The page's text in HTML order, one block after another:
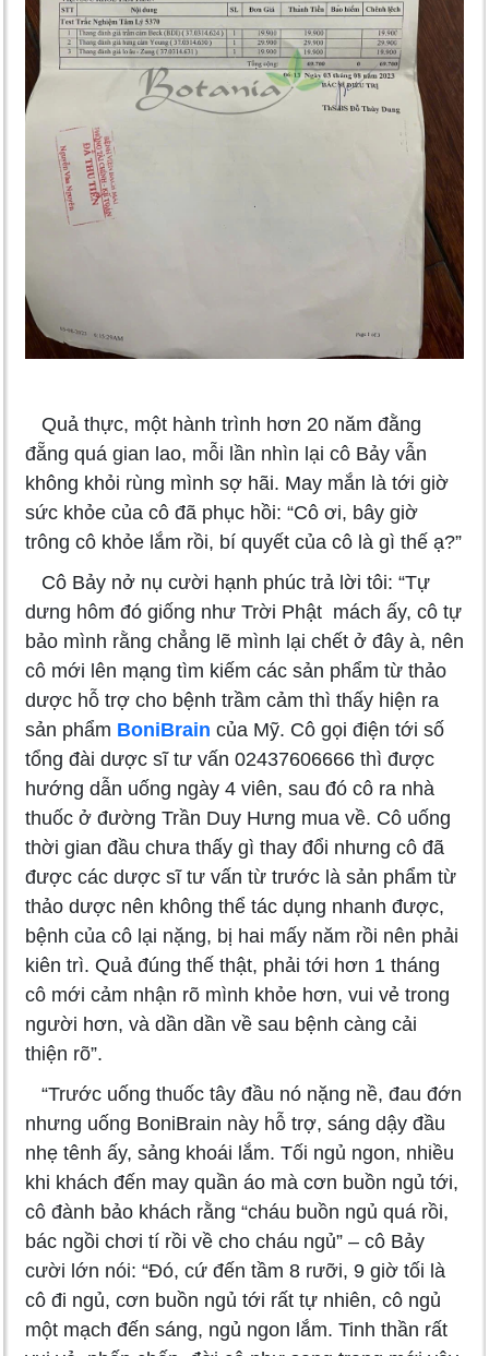
Quả thực, một hành trình hơn 20 năm đằng
đẵng quá gian lao, mỗi lần nhìn lại cô Bảy vẫn
không khỏi rùng mình sợ hãi. May mắn là tới giờ
sức khỏe của cô đã phục hồi: “Cô ơi, bây giờ
trông cô khỏe lắm rồi, bí quyết của cô là gì thế ạ?”
Cô Bảy nở nụ cười hạnh phúc trả lời tôi: “Tự
dưng hôm đó giống như Trời Phật mách ấy, cô tự
bảo mình rằng chẳng lẽ mình lại chết ở đây à, nên
cô mới lên mạng tìm kiếm các sản phẩm từ thảo
dược hỗ trợ cho bệnh trầm cảm thì thấy hiện ra
sản phẩm BoniBrain của Mỹ. Cô gọi điện tới số
tổng đài dược sĩ tư vấn 02437606666 thì được
hướng dẫn uống ngày 4 viên, sau đó cô ra nhà
thuốc ở đường Trần Duy Hưng mua về. Cô uống
thời gian đầu chưa thấy gì thay đổi nhưng cô đã
được các dược sĩ tư vấn từ trước là sản phẩm từ
thảo dược nên không thể tác dụng nhanh được,
bệnh của cô lại nặng, bị hai mấy năm rồi nên phải
kiên trì. Quả đúng thế thật, phải tới hơn 1 tháng
cô mới cảm nhận rõ mình khỏe hơn, vui vẻ trong
người hơn, và dần dần về sau bệnh càng cải
thiện rõ”.
“Trước uống thuốc tây đầu nó nặng nề, đau đớn
nhưng uống BoniBrain này hỗ trợ, sáng dậy đầu
nhẹ tênh ấy, sảng khoái lắm. Tối ngủ ngon, nhiều
khi khách đến may quần áo mà cơn buồn ngủ tới,
cô đành bảo khách rằng “cháu buồn ngủ quá rồi,
bác ngồi chơi tí rồi về cho cháu ngủ” – cô Bảy
cười lớn nói: “Đó, cứ đến tầm 8 rưỡi, 9 giờ tối là
cô đi ngủ, cơn buồn ngủ tới rất tự nhiên, cô ngủ
một mạch đến sáng, ngủ ngon lắm. Tinh thần rất